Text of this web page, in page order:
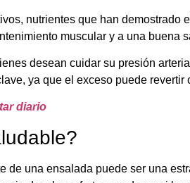
nutrientes que han demostrado
muscular y a una buena
desean cuidar su presión
ya que el exceso puede
diario
de una ensalada puede ser una